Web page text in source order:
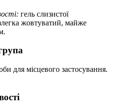
гель слизистої
жовтуватий, майже
для місцевого застосування.